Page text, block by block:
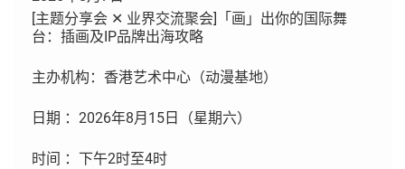
[主题分享会 ✕ 业界交流聚会]「画」出你的国际舞
台：插画及IP品牌出海攻略
主办机构：香港艺术中心（动漫基地）
日期 ：2026年8月15日（星期六）
时间 ：下午2时至4时